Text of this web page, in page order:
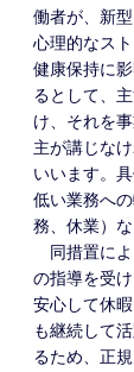
働者が、新
心理的なス
健康保持に
るとして、
け、それを
主が講じな
いいます。
低い業務へ
務、休業）
同措置によ
の指導を受
安心して休
も継続して
るため、正